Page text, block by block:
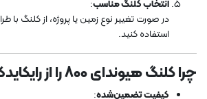
انتخاب کلنگ مناسب:
در صورت تغییر نوع زمین یا پروژه، از کلنگ با
استفاده کنید.
چرا کلنگ هیوندای 800 را از رایکایدک بخریم؟
کیفیت تضمین‌شده: